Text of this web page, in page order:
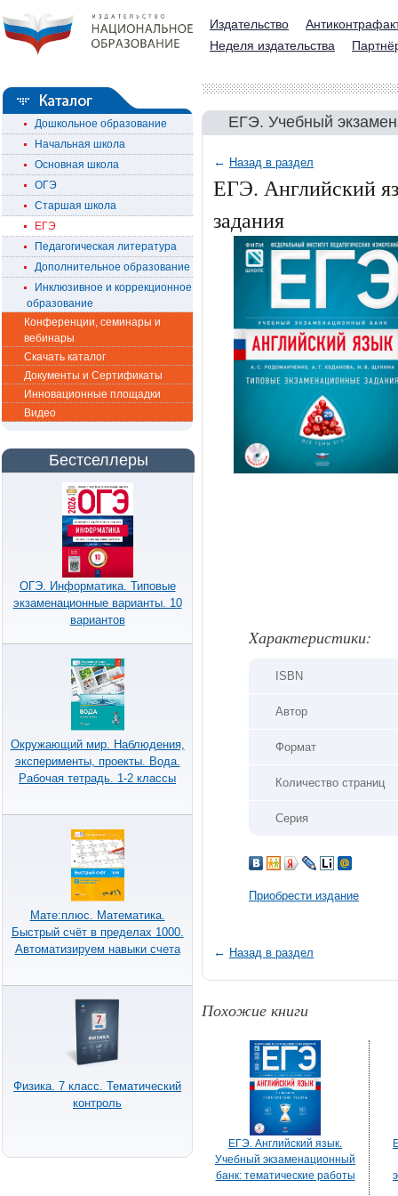
Издательство
Неделя издательства
Дошкольное образование
Начальная школа
Основная школа
ОГЭ
Старшая школа
ЕГЭ
Педагогическая литература
Дополнительное образование
Инклюзивное и коррекционное
образование
Конференции, семинары и
вебинары
Скачать каталог
Документы и Сертификаты
Инновационные площадки
Видео
Бестселлеры
ОГЭ. Информатика. Типовые
экзаменационные варианты. 10
вариантов
Окружающий мир. Наблюдения,
эксперименты, проекты. Вода.
Рабочая тетрадь. 1-2 классы
Мате:плюс. Математика.
Быстрый счёт в пределах 1000.
Автоматизируем навыки счета
Физика. 7 класс. Тематический
контроль
ЕГЭ. Учебный
← Назад в раздел
ЕГЭ. Английский
задания
Xарактеристики:
ISBN
Автор
Формат
Количество страниц
Серия
Приобрести издание
← Назад в раздел
Похожие книги
ЕГЭ. Английский язык.
Учебный экзаменационный
банк: тематические работы